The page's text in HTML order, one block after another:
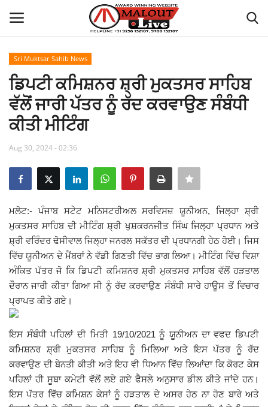
Home
How to Reach Malout
Malout News
History of Malout
Giddarbaha
Railway Time Table
Lambi
Sri Muktsar Sahib News
Sri Muktsar Sahib News
ਡਿਪਟੀ ਕਮਿਸ਼ਨਰ ਸ਼੍ਰੀ ਮੁਕਤਸਰ ਸਾਹਿਬ
ਵੱਲੋਂ ਜਾਰੀ ਪੱਤਰ ਨੂੰ ਰੱਦ ਕਰਵਾਉਣ ਸੰਬੰਧੀ
ਕੀਤੀ ਮੀਟਿੰਗ
Aug 30, 2024 - 02:36
ਮਲੋਟ:- ਪੰਜਾਬ ਸਟੇਟ ਮਨਿਸਟਰੀਅਲ ਸਰਵਿਸਜ਼ ਯੂਨੀਅਨ, ਜਿਲ੍ਹਾ ਸ਼੍ਰੀ
ਮੁਕਤਸਰ ਸਾਹਿਬ ਦੀ ਮੀਟਿੰਗ ਸ਼੍ਰੀ ਖੁਸ਼ਕਰਨਜੀਤ ਸਿੰਘ ਜਿਲ੍ਹਾ ਪ੍ਰਧਾਨ ਅਤੇ
ਸ਼੍ਰੀ ਵਰਿੰਦਰ ਢੋਸੀਵਾਲ ਜਿਲ੍ਹਾ ਜਨਰਲ ਸਕੱਤਰ ਦੀ ਪ੍ਰਧਾਨਗੀ ਹੇਠ ਹੋਈ। ਜਿਸ
ਵਿੱਚ ਯੂਨੀਅਨ ਦੇ ਮੈਂਬਰਾਂ ਨੇ ਵੱਡੀ ਗਿਣਤੀ ਵਿੱਚ ਭਾਗ ਲਿਆ। ਮੀਟਿੰਗ ਵਿੱਚ ਵਿਸ਼ਾ
ਅੰਕਿਤ ਪੱਤਰ ਜੋ ਕਿ ਡਿਪਟੀ ਕਮਿਸ਼ਨਰ ਸ਼੍ਰੀ ਮੁਕਤਸਰ ਸਾਹਿਬ ਵੱਲੋਂ ਹੜਤਾਲ
ਦੌਰਾਨ ਜਾਰੀ ਕੀਤਾ ਗਿਆ ਸੀ ਨੂੰ ਰੱਦ ਕਰਵਾਉਣ ਸੰਬੰਧੀ ਸਾਰੇ ਹਾਊਸ ਤੋਂ ਵਿਚਾਰ
ਪ੍ਰਾਪਤ ਕੀਤੇ ਗਏ।
ਇਸ ਸੰਬੰਧੀ ਪਹਿਲਾਂ ਦੀ ਮਿਤੀ 19/10/2021 ਨੂੰ ਯੂਨੀਅਨ ਦਾ ਵਫਦ ਡਿਪਟੀ
ਕਮਿਸ਼ਨਰ ਸ਼੍ਰੀ ਮੁਕਤਸਰ ਸਾਹਿਬ ਨੂੰ ਮਿਲਿਆ ਅਤੇ ਇਸ ਪੱਤਰ ਨੂੰ ਰੱਦ
ਕਰਵਾਉਣ ਦੀ ਬੇਨਤੀ ਕੀਤੀ ਅਤੇ ਇਹ ਵੀ ਧਿਆਨ ਵਿੱਚ ਲਿਆਂਦਾ ਕਿ ਕੋਰਟ ਕੇਸ
ਪਹਿਲਾਂ ਹੀ ਸੂਬਾ ਕਮੇਟੀ ਵੱਲੋਂ ਲਏ ਗਏ ਫੈਸਲੇ ਅਨੁਸਾਰ ਡੀਲ ਕੀਤੇ ਜਾਂਦੇ ਹਨ।
ਇਸ ਪੱਤਰ ਵਿੱਚ ਕਮਿਸ਼ਨ ਕੇਸਾਂ ਨੂੰ ਹੜਤਾਲ ਦੇ ਅਸਰ ਹੇਠ ਨਾ ਹੋਣ ਬਾਰੇ ਅਤੇ